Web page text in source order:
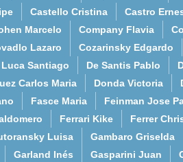
Castello Cristina
Castro
Marcelo Company Flavia
Lazaro
Cozarinsky Edgardo
Luca Santiago De Santis Pablo
Carlos Maria Donda Victoria
Fasce Maria
Feinman Jose
Ferrari Kike
Ferrer
Luisa
Gambaro Griselda
Garland Inés Gasparini Juan